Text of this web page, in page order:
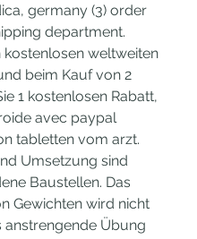
germany (3) order
department.
kostenlosen weltweiten
beim Kauf von 2
1 kostenlosen Rabatt,
avec paypal
tabletten vom arzt.
Umsetzung sind
Baustellen. Das
Gewichten wird nicht
anstrengende Übung